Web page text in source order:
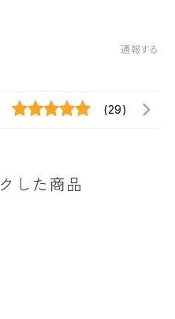
通報する
(29)
した商品